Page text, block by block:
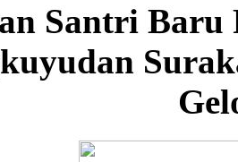
Santri Baru